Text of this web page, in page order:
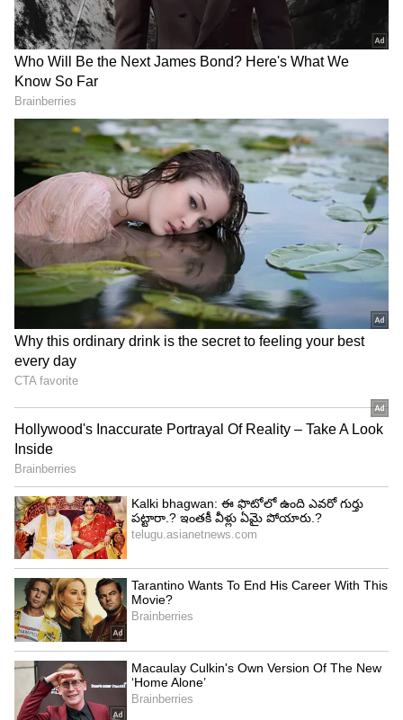
3
3
Naga Cahitanya starrer Thandel film song out
మీడియా వర్గాల నుంచి అందుతున్న సమాచారం ప్రకారం,
‘తండేల్’ థియేట్రికల్ ప్రీ రిలీజ్ బిజినెస్ కూడా భారీ స్థాయిలో
జరిగినట్లు తెలుస్తోంది. తెలుగు రెండు రాష్ట్రాలు కలిపి
మొత్తం తెలుగు రాష్ట్రాల్లో థియేట్రికల్ బిజినెస్ రూ.27.5 కోట్లు
సినిమా థియేట్రికల్ బ్రేక్ ఈవెన్ టార్గెట్ దాదాపు రూ.40
కోట్లుగా ఫిక్సైంది. ఫిబ్రవరి 7న సినిమా గ్రాండ్ రిలీజ్